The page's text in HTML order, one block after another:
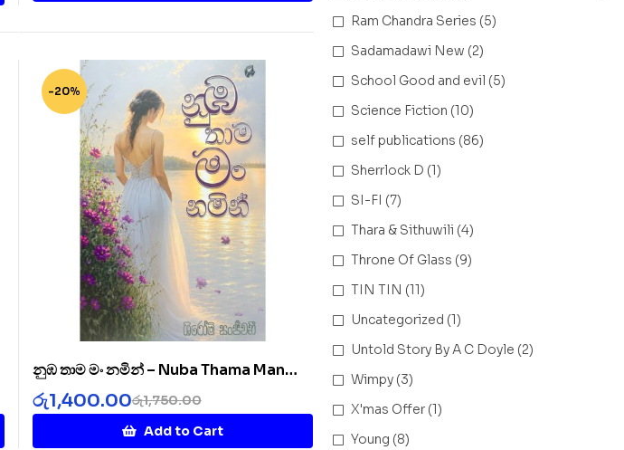
-20%
නුඹ තාම මං නමින් – Nuba Thama Man
Namin
රු1,750.00
රු1,400.00
Add to Cart
Ram Chandra Series (5)
Sadamadawi New (2)
School Good and evil (5)
Science Fiction (10)
self publications (86)
Sherrlock D (1)
SI-FI (7)
Thara & Sithuwili (4)
Throne Of Glass (9)
TIN TIN (11)
Uncategorized (1)
Untold Story By A C Doyle (2)
Wimpy (3)
X'mas Offer (1)
Young (8)